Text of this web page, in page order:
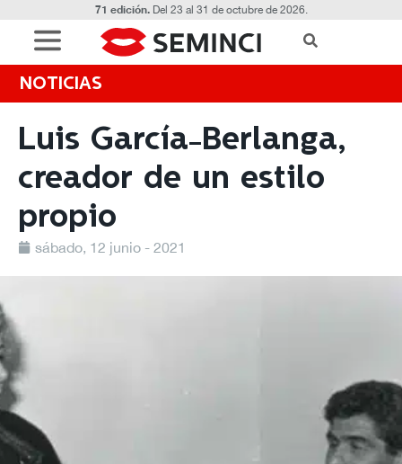
71 edición.Del 23 al 31 de octubre de 2026.
NOTICIAS
Luis García-Berlanga,
creador de un estilo
propio
sábado, 12 junio - 2021